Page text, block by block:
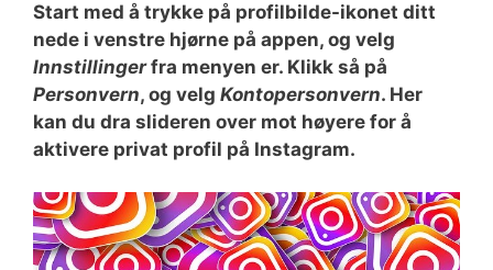
Start med å trykke på profilbilde-ikonet ditt
nede i venstre hjørne på appen, og velg
Innstillingerfra menyen er. Klikk så på
Personvern, og velg Kontopersonvern. Her
kan du dra slideren over mot høyere for å
aktivere privat profil på Instagram.